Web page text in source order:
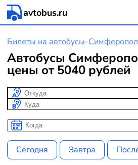
avtobus.ru
Билеты на автобусы-
Автобусы
цены от 5040 рублей
Откуда
Куда
Когда
Когда
Сегодня Завтра